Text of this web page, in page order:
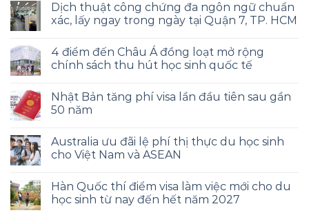
Dịch thuật công chứng đa ngôn ngữ chuẩn
xác, lấy ngay trong ngày tại Quận 7, TP. HCM
4 điểm đến Châu Á đồng loạt mở rộng
chính sách thu hút học sinh quốc tế
Nhật Bản tăng phí visa lần đầu tiên sau gần
50 năm
Australia ưu đãi lệ phí thị thực du học sinh
cho Việt Nam và ASEAN
Hàn Quốc thí điểm visa làm việc mới cho du
học sinh từ nay đến hết năm 2027